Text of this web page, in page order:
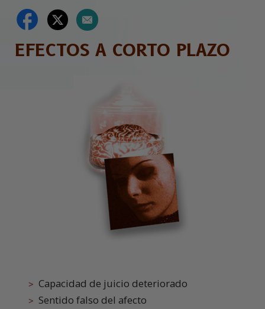
EFECTOS A CORTO PLAZO
Capacidad de juicio deteriorado
Sentido falso del afecto